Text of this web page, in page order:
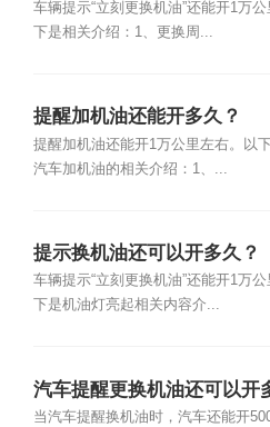
车辆提示“立刻更换机油”还能开1万
下是相关介绍：1、更换周...
提醒加机油还能开多久？
提醒加机油还能开1万公里左右。以
汽车加机油的相关介绍：1、...
提示换机油还可以开多久？
车辆提示“立刻更换机油”还能开1万
下是机油灯亮起相关内容介...
汽车提醒更换机油还可以开
当汽车提醒换机油时，汽车还能开